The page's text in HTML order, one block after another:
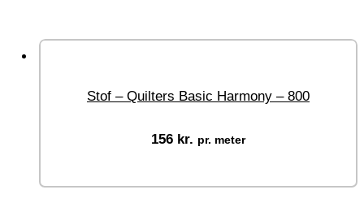
Stof – Quilters Basic Harmony – 800
156 kr. pr. meter